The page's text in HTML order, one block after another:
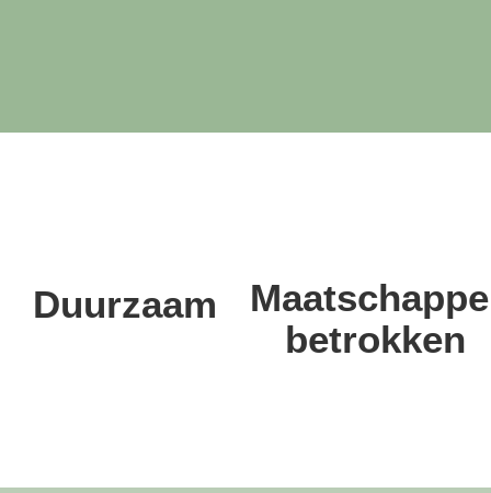
Duurzaam
betrokken